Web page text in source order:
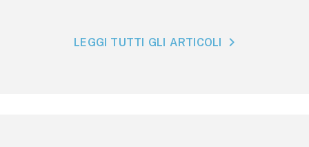
LEGGI TUTTI GLI ARTICOLI